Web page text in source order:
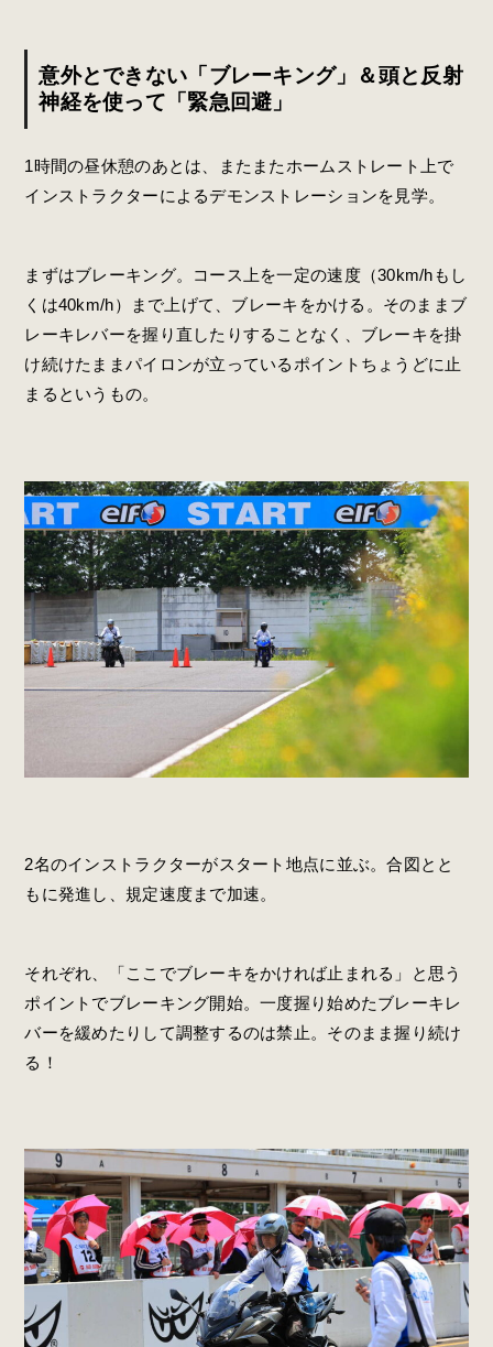
意外とできない「ブレーキング」＆頭と反射
神経を使って「緊急回避」
1時間の昼休憩のあとは、またまたホームストレート上で
インストラクターによるデモンストレーションを見学。
まずはブレーキング。コース上を一定の速度（30km/hもし
くは40km/h）まで上げて、ブレーキをかける。そのままブ
レーキレバーを握り直したりすることなく、ブレーキを掛
け続けたままパイロンが立っているポイントちょうどに止
まるというもの。
2名のインストラクターがスタート地点に並ぶ。合図とと
もに発進し、規定速度まで加速。
それぞれ、「ここでブレーキをかければ止まれる」と思う
ポイントでブレーキング開始。一度握り始めたブレーキレ
バーを緩めたりして調整するのは禁止。そのまま握り続け
る！